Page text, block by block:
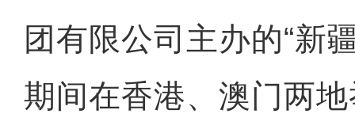
团有限公司主办的“新
期间在香港、澳门两